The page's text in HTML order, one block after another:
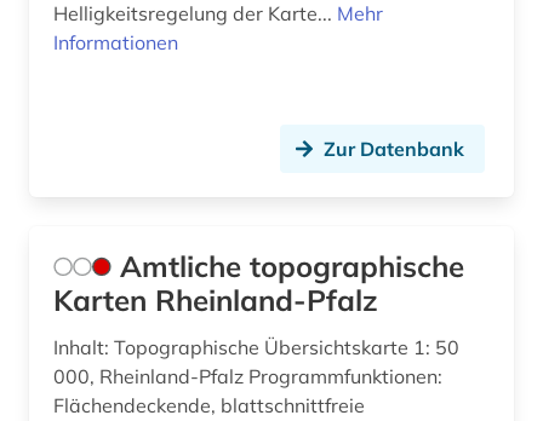
Helligkeitsregelung der Karte... Mehr
Informationen
Zur Datenbank
Amtliche topographische
Karten Rheinland-Pfalz
Inhalt: Topographische Übersichtskarte 1: 50
000, Rheinland-Pfalz Programmfunktionen:
Flächendeckende, blattschnittfreie